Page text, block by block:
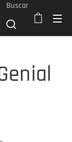
Buscar